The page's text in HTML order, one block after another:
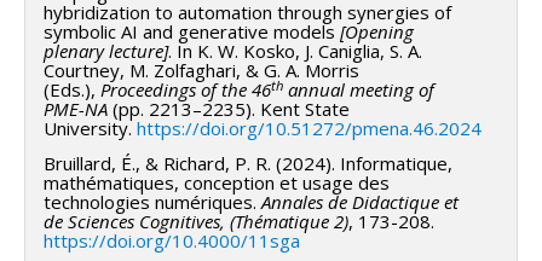
hybridization to automation through synergies of
symbolic AI and generative models [Opening
plenary lecture]. In K. W. Kosko, J. Caniglia, S. A.
Courtney, M. Zolfaghari, & G. A. Morris
(Eds.), Proceedings of the 46th annual meeting of
PME-NA (pp. 2213–2235). Kent State
University. https://doi.org/10.51272/pmena.46.2024
Bruillard, É., & Richard, P. R. (2024). Informatique,
mathématiques, conception et usage des
technologies numériques. Annales de Didactique et
de Sciences Cognitives, (Thématique 2), 173-208.
https://doi.org/10.4000/11sga